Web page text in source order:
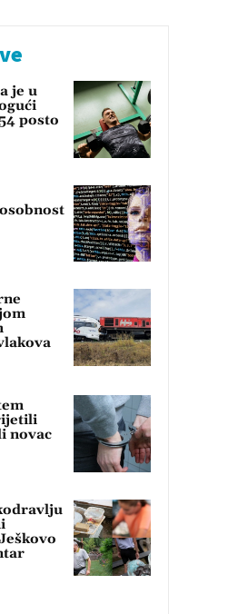
je u
posto
novac